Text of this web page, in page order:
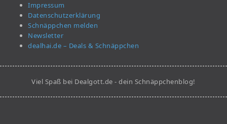
Impressum
Datenschutzerklärung
Schnäppchen melden
Newsletter
dealhai.de – Deals & Schnäppchen
Viel Spaß bei Dealgott.de - dein Schnäppchenblog!